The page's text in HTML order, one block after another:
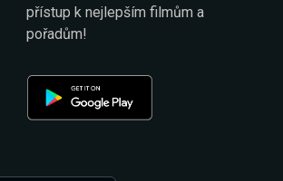
přístup k nejlepším filmům a
pořadům!